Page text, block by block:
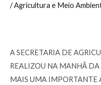
/Agricultura e Meio
A SECRETARIA DE
REALIZOU NA MANHÃ
MAIS UMA IMPORTANTE